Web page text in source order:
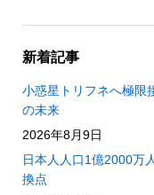
新着記事
小惑星トリフネへ極
の未来
2026年8月9日
日本人人口1億2000
換点